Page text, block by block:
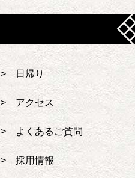
> 日帰り
> アクセス
> よくあるご質問
> 採用情報